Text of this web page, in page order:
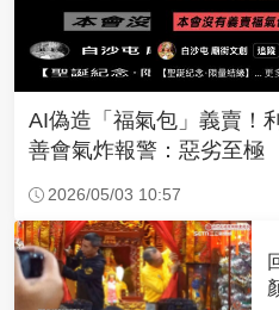
AI偽造「福氣包」義賣
善會氣炸報警：惡劣至極
2026/05/03 10:57